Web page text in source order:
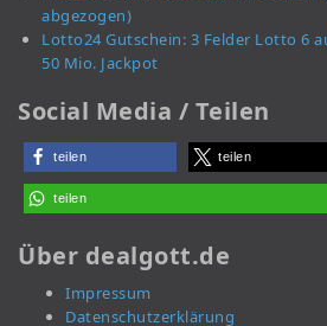
abgezogen)
Lotto24 Gutschein: 3 Felder Lotto 6
50 Mio. Jackpot
Social Media / Teilen
teilen teilen
teilen
Über dealgott.de
Impressum
Datenschutzerklärung